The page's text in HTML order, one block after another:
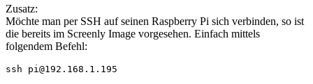
Zusatz:
Möchte man per SSH auf seinen Raspberry Pi sich verbinden, so ist
die bereits im Screenly Image vorgesehen. Einfach mittels
folgendem Befehl:
ssh pi@192.168.1.195